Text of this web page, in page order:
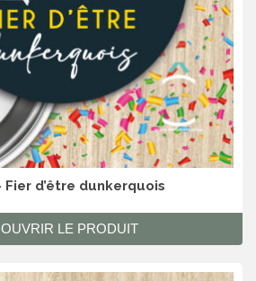
Fier d’être dunkerquois
LE PRODUIT